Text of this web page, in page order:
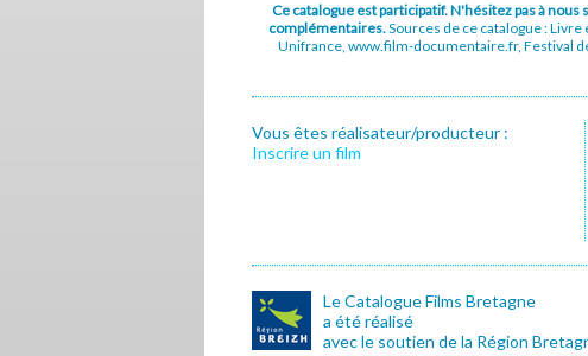
Ce catalogue est participatif. N'hésitez pas à
complémentaires.Sources de ce catalogue :
Unifrance, www.film-documentaire.fr, Festival
Vous êtes réalisateur/producteur :
Inscrire un film
Le Catalogue Films Bretagne
a été réalisé
avec le soutien de la Région